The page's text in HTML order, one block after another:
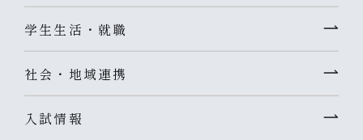
学生生活・就職
社会・地域連携
入試情報